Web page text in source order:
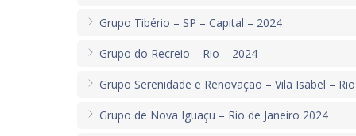
Grupo Tibério – SP – Capital – 2024
Grupo do Recreio – Rio – 2024
Grupo Serenidade e Renovação – Vila Isabel –
Grupo de Nova Iguaçu – Rio de Janeiro 2024